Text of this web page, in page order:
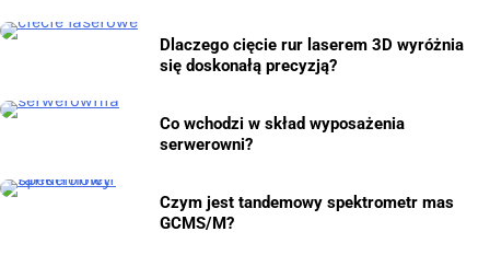
Dlaczego cięcie rur laserem 3D wyróżnia
się doskonałą precyzją?
Co wchodzi w skład wyposażenia
serwerowni?
Czym jest tandemowy spektrometr mas
GCMS/M?